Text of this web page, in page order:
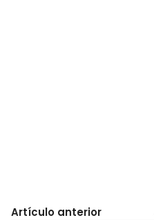
Artículo anterior